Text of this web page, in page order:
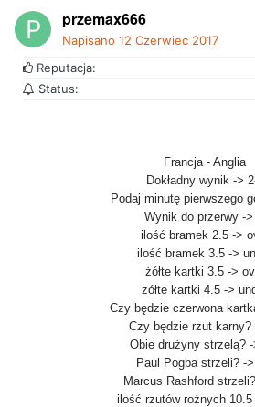
przemax666
Napisano 12 Czerwiec 2017
Reputacja:
Status:
Francja - Anglia
Dokładny wynik ->
Podaj minutę pierwszego
Wynik do przerwy ->
ilość bramek 2.5 ->
ilość bramek 3.5 ->
żółte kartki 3.5 ->
zółte kartki 4.5 ->
Czy będzie czerwona
Czy będzie rzut karny?
Obie drużyny strzelą?
Paul Pogba strzeli? -
Marcus Rashford
ilość rzutów rożnych 10.5